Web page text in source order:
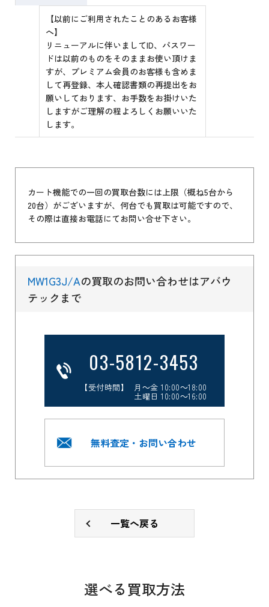
【以前にご利用されたことのあるお客様
へ】
リニューアルに伴いましてID、パスワー
ドは以前のものをそのままお使い頂けま
すが、プレミアム会員のお客様も含めま
して再登録、本人確認書類の再提出をお
願いしております、お手数をお掛けいた
しますがご理解の程よろしくお願いいた
します。
カート機能での一回の買取台数には上限（概ね5台から
20台）がございますが、何台でも買取は可能ですので、
その際は直接お電話にてお問い合せ下さい。
MW1G3J/Aの買取のお問い合わせはアバウ
テックまで
03-5812-3453
【受付時間】 月～金 10:00～18:00
土曜日 10:00～16:00
無料査定・お問い合わせ
一覧へ戻る
選べる買取方法